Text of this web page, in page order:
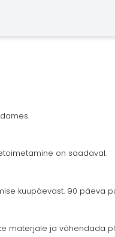
on saadaval.
kuupäevast. 90 päeva
materjale ja vähendada